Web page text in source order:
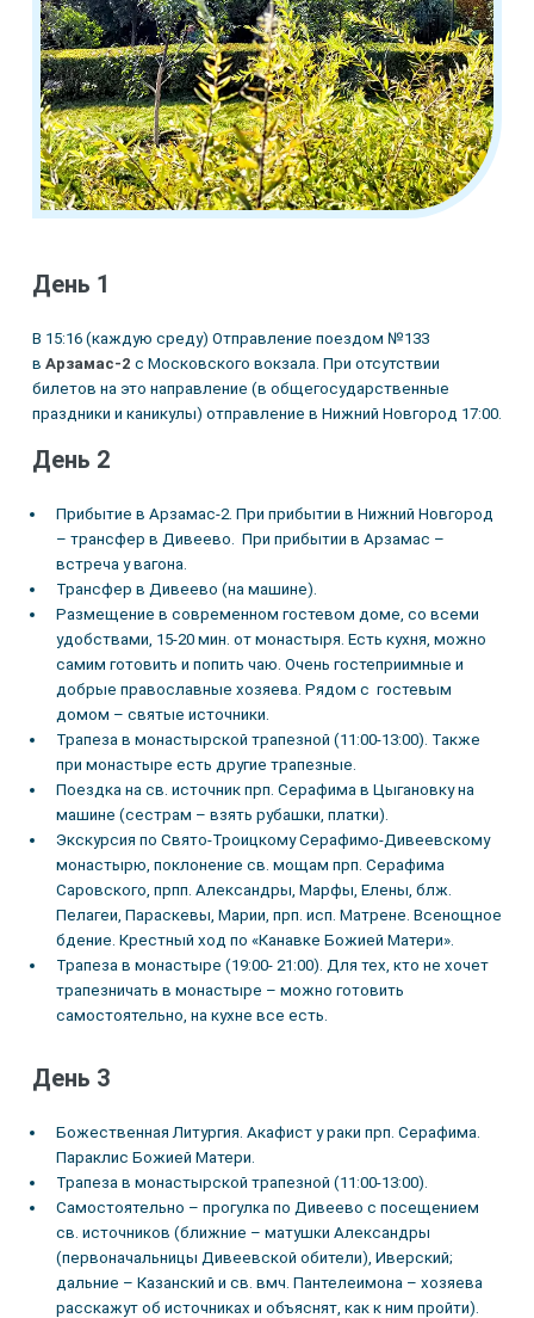
День 1
В 15:16 (каждую среду) Отправление поездом №133
в Арзамас-2 с Московского вокзала. При отсутствии
билетов на это направление (в общегосударственные
праздники и каникулы) отправление в Нижний Новгород 17:00.
День 2
Прибытие в Арзамас-2. При прибытии в Нижний Новгород
– трансфер в Дивеево. При прибытии в Арзамас –
встреча у вагона.
Трансфер в Дивеево (на машине).
Размещение в современном гостевом доме, со всеми
удобствами, 15-20 мин. от монастыря. Есть кухня, можно
самим готовить и попить чаю. Очень гостеприимные и
добрые православные хозяева. Рядом с гостевым
домом – святые источники.
Трапеза в монастырской трапезной (11:00-13:00). Также
при монастыре есть другие трапезные.
Поездка на св. источник прп. Серафима в Цыгановку на
машине (сестрам – взять рубашки, платки).
Экскурсия по Свято-Троицкому Серафимо-Дивеевскому
монастырю, поклонение св. мощам прп. Серафима
Саровского, прпп. Александры, Марфы, Елены, блж.
Пелагеи, Параскевы, Марии, прп. исп. Матрене. Всенощное
бдение. Крестный ход по «Канавке Божией Матери».
Трапеза в монастыре (19:00- 21:00). Для тех, кто не хочет
трапезничать в монастыре – можно готовить
самостоятельно, на кухне все есть.
День 3
Божественная Литургия. Акафист у раки прп. Серафима.
Параклис Божией Матери.
Трапеза в монастырской трапезной (11:00-13:00).
Самостоятельно – прогулка по Дивеево с посещением
св. источников (ближние – матушки Александры
(первоначальницы Дивеевской обители), Иверский;
дальние – Казанский и св. вмч. Пантелеимона – хозяева
расскажут об источниках и объяснят, как к ним пройти).